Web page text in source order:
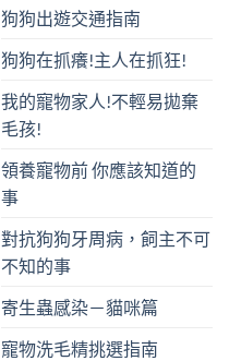
狗狗出遊交通指南
狗狗在抓癢!主人在抓狂!
我的寵物家人!不輕易拋棄
毛孩!
領養寵物前 你應該知道的
事
對抗狗狗牙周病，飼主不可
不知的事
寄生蟲感染－貓咪篇
寵物洗毛精挑選指南